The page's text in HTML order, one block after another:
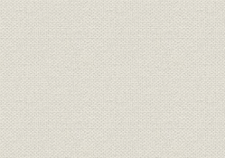
林愛作スカウトの経緯
ホテル経営理念の明確化
戦後史を綴る人々の舞台に